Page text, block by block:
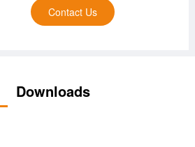
Contact Us
Downloads